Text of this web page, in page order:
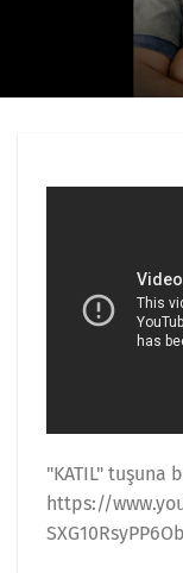
"KATIL" tuşuna
https://